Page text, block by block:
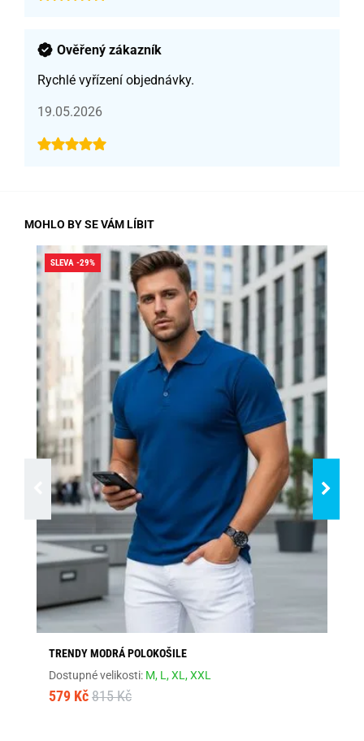
Ověřený zákazník
Rychlé vyřízení objednávky.
19.05.2026
MOHLO BY SE VÁM LÍBIT
SLEVA -29%
TRENDY MODRÁ POLOKOŠILE
Dostupné velikosti: M, L,XL,XXL
579 Kč 815 Kč